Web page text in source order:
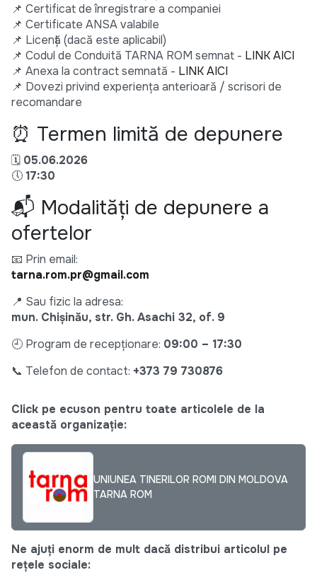
📌 Certificat de înregistrare a companiei
📌 Certificate ANSA valabile
📌 Licență (dacă este aplicabil)
📌 Codul de Conduită TARNA ROM semnat - LINK AICI
📌 Anexa la contract semnată - LINK AICI
📌 Dovezi privind experiența anterioară / scrisori de
recomandare
⏰ Termen limită de depunere
🗓️ 05.06.2026
🕔 17:30
📬 Modalități de depunere a
ofertelor
📧 Prin email:
tarna.rom.pr@gmail.com
📍 Sau fizic la adresa:
mun. Chișinău, str. Gh. Asachi 32, of. 9
🕘 Program de recepționare: 09:00 – 17:30
📞 Telefon de contact: +373 79 730876
Click pe ecuson pentru toate articolele de la
această organizație:
UNIUNEA TINERILOR ROMI DIN MOLDOVA
TARNA ROM
Ne ajuți enorm de mult dacă distribui articolul pe
rețele sociale: